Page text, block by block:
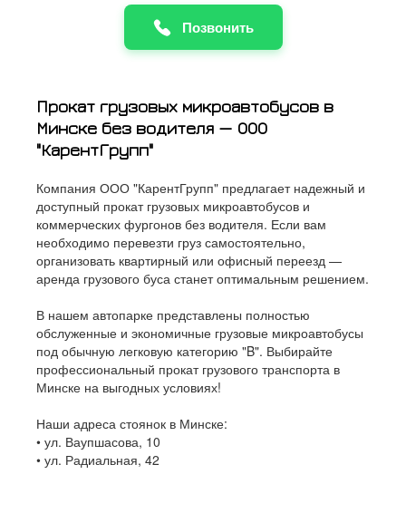
Позвонить
Прокат грузовых микроавтобусов в
Минске без водителя — ООО
"КарентГрупп"
Компания ООО "КарентГрупп" предлагает надежный и
доступный прокат грузовых микроавтобусов и
коммерческих фургонов без водителя. Если вам
необходимо перевезти груз самостоятельно,
организовать квартирный или офисный переезд —
аренда грузового буса станет оптимальным решением.
В нашем автопарке представлены полностью
обслуженные и экономичные грузовые микроавтобусы
под обычную легковую категорию "B". Выбирайте
профессиональный прокат грузового транспорта в
Минске на выгодных условиях!
Наши адреса стоянок в Минске:
• ул. Ваупшасова, 10
• ул. Радиальная, 42